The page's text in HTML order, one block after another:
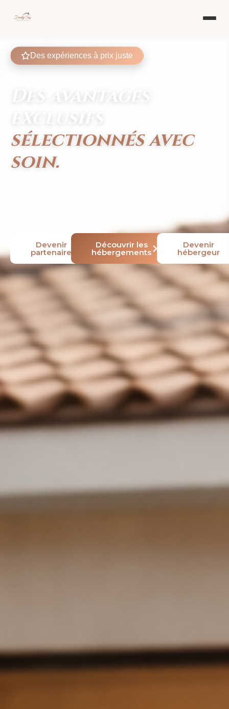
Des expériences à prix juste
Des avantages
exclusifs
sélectionnés avec
soin.
Devenir
partenaire
Découvrir les
hébergements
Devenir
hébergeur